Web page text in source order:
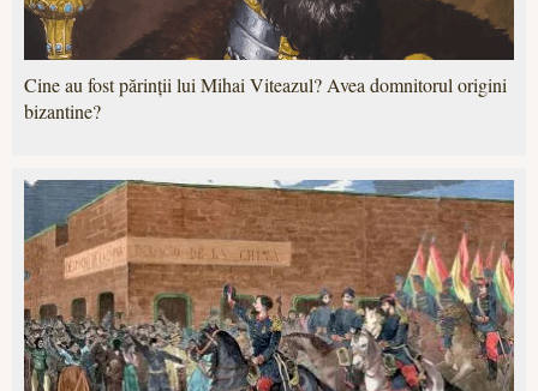
Cine au fost părinții lui Mihai Viteazul? Avea domnitorul origini
bizantine?